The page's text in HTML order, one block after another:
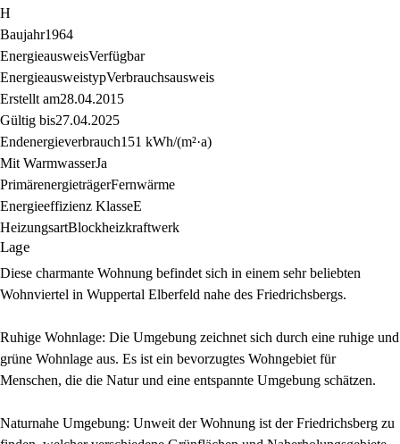
H
Baujahr1964
EnergieausweisVerfügbar
Energie­ausweistypVerbrauchsausweis
Erstellt am28.04.2015
Gültig bis27.04.2025
Endenergieverbrauch151 kWh/(m²·a)
Mit WarmwasserJa
PrimärenergieträgerFernwärme
Energieeffizienz KlasseE
HeizungsartBlockheizkraftwerk
Lage
Diese charmante Wohnung befindet sich in einem sehr beliebten
Wohnviertel in Wuppertal Elberfeld nahe des Friedrichsbergs.
Ruhige Wohnlage: Die Umgebung zeichnet sich durch eine ruhige und
grüne Wohnlage aus. Es ist ein bevorzugtes Wohngebiet für
Menschen, die die Natur und eine entspannte Umgebung schätzen.
Naturnahe Umgebung: Unweit der Wohnung ist der Friedrichsberg zu